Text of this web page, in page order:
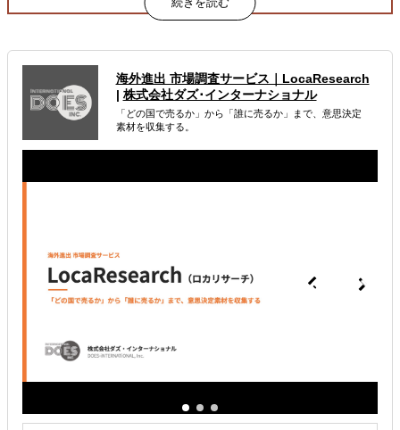
月額定額で、商社機能を “まるごと”一括代行
属するジャンル
海外進出総合支援 販路拡大（営業代行・販売代理店探し）
輸出入・貿易・通関
自社商材の現地でのニーズを知りたい
許認可や規制調査など輸出／販売の準備をしたい
海外進出 市場調査サービス｜LocaResearch
| 株式会社ダズ･インターナショナル
「どの国で売るか」から「誰に売るか」まで、意思決定
素材を収集する。